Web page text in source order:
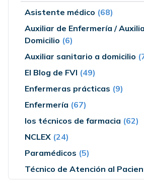
Asistente médico (68)
Auxiliar de Enfermería /
Domicilio (6)
Auxiliar sanitario a domicilio
El Blog de FVI (49)
Enfermeras prácticas (9)
Enfermería (67)
los técnicos de farmacia (62)
NCLEX (24)
Paramédicos (5)
Técnico de Atención al